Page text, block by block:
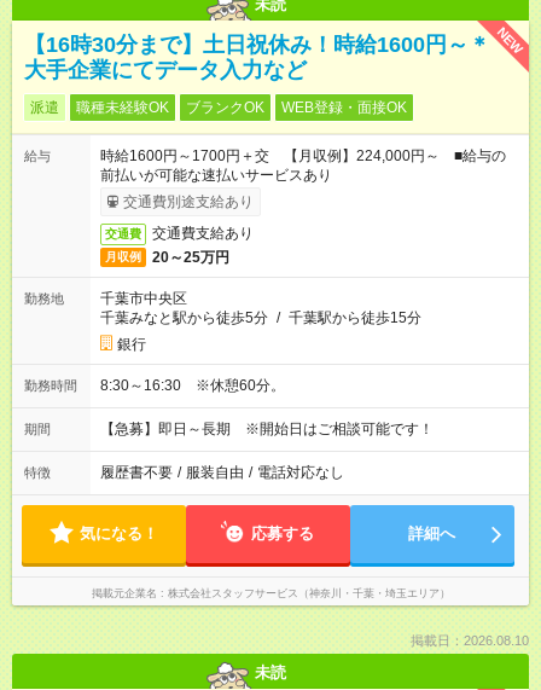
未読
NEW
【16時30分まで】土日祝休み！時給1600円～＊
大手企業にてデータ入力など
派遣 職種未経験OK ブランクOK WEB登録・面接OK
給与
時給1600円～1700円＋交 【月収例】224,000円～ ■給与の
前払いが可能な速払いサービスあり
交通費別途支給あり
交通費 交通費支給あり
月収例 20～25万円
勤務地
千葉市中央区
千葉みなと駅から徒歩5分 / 千葉駅から徒歩15分
銀行
勤務時間 8:30～16:30 ※休憩60分。
期間 【急募】即日～長期 ※開始日はご相談可能です！
特徴 履歴書不要 / 服装自由 / 電話対応なし
気になる！ 応募する 詳細へ
掲載元企業名 株式会社スタッフサービス（神奈川・千葉・埼玉エリア）
掲載日：2026.08.10
未読